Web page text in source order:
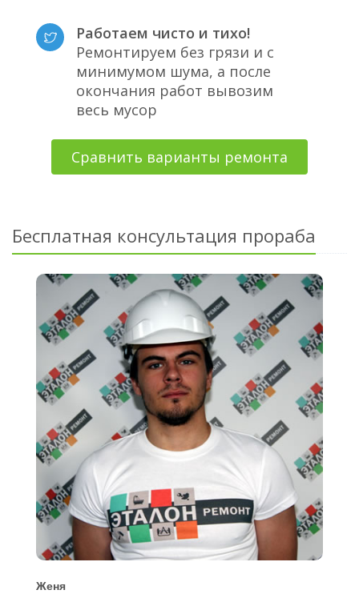
Работаем чисто и тихо!
Ремонтируем без грязи и с
минимумом шума, а после
окончания работ вывозим
весь мусор
Сравнить варианты ремонта
Бесплатная консультация прораба
Женя